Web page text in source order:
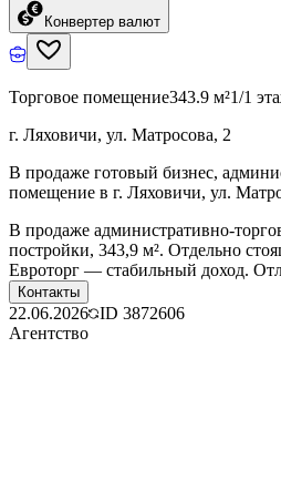
Конвертер валют
Торговое помещение343.9 м²1/1
г. Ляховичи, ул. Матросова, 2
В продаже готовый бизнес,
помещение в г. Ляховичи, ул.
В продаже административно-
постройки, 343,9 м². Отдельно
Евроторг — стабильный доход.
Контакты
22.06.2026 ID 3872606
Агентство